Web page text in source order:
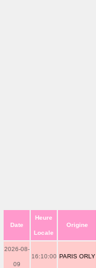
Date
Heure
Locale
Origine
2026-08-
09
16:10:00 PARIS ORLY